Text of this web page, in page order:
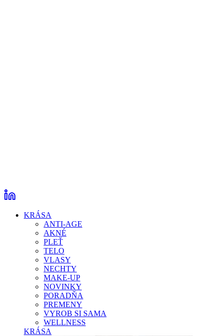
KRÁSA
ANTI-AGE
AKNÉ
PLEŤ
TELO
VLASY
NECHTY
MAKE-UP
NOVINKY
PORADŇA
PREMENY
VYROB SI SAMA
WELLNESS
KRÁSA